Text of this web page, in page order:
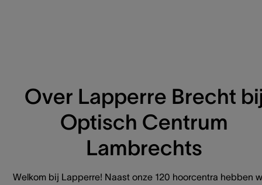
Over Lapperre Brecht
Optisch Centrum
Lambrechts
Welkom bij Lapperre! Naast onze 120 hoorcentra hebben